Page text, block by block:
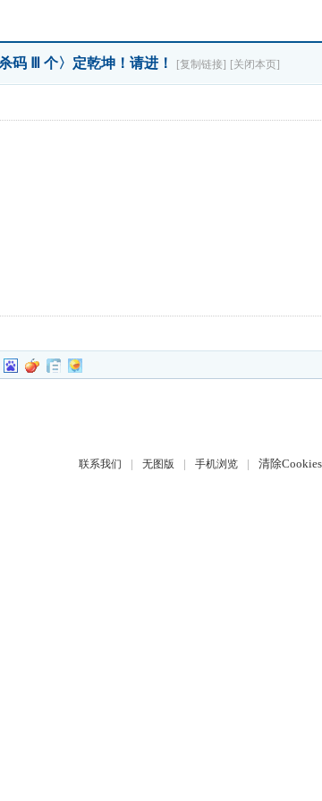
码 Ⅲ 个〉定乾坤！请进！ [复制链接] [关闭本页]
联系我们 | 无图版 | 手机浏览 | 清除Cookies